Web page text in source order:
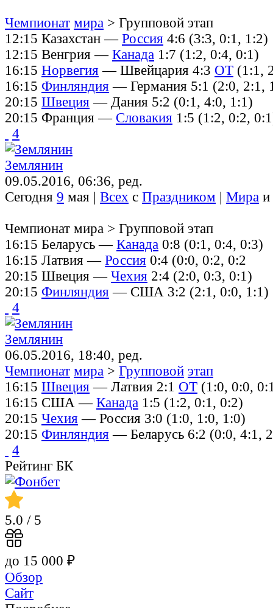
Чемпионат мира > Групповой этап
12:15 Казахстан — Россия 4:6 (3:3, 0:1, 1:2)
12:15 Венгрия — Канада 1:7 (1:2, 0:4, 0:1)
16:15 Норвегия — Швейцария 4:3 ОТ (1:1,
16:15 Финляндия — Германия 5:1 (2:0, 2:1,
20:15 Швеция — Дания 5:2 (0:1, 4:0, 1:1)
20:15 Франция — Словакия 1:5 (1:2, 0:2,
4
Землянин
09.05.2016, 06:36, ред.
Сегодня 9 мая | Всех с Праздником Мира и
Чемпионат мира > Групповой этап
16:15 Беларусь — Канада 0:8 (0:1, 0:4, 0:3)
16:15 Латвия — Россия 0:4 (0:0, 0:2, 0:2
20:15 Швеция — Чехия 2:4 (2:0, 0:3, 0:1)
20:15 Финляндия — США 3:2 (2:1, 0:0, 1:1)
4
Землянин
06.05.2016, 18:40, ред.
Чемпионат мира > Групповой этап
16:15 Швеция — Латвия 2:1 ОТ (1:0, 0:0,
16:15 США — Канада 1:5 (1:2, 0:1, 0:2)
20:15 Чехия — Россия 3:0 (1:0, 1:0, 1:0)
20:15 Финляндия — Беларусь 6:2 (0:0, 4:1,
4
Рейтинг БК
5.0 / 5
до 15 000 ₽
Обзор
Сайт